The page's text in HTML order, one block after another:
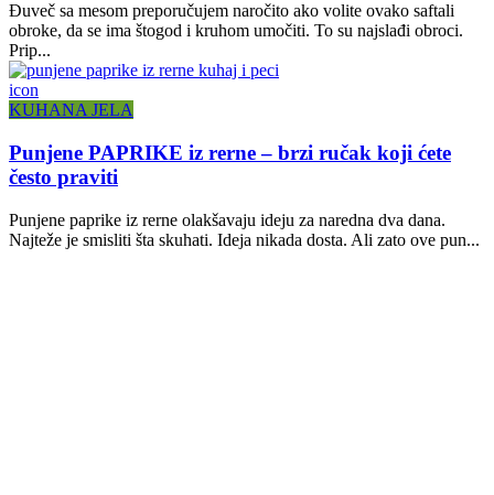
Đuveč sa mesom preporučujem naročito ako volite ovako saftali
obroke, da se ima štogod i kruhom umočiti. To su najslađi obroci.
Prip...
icon
KUHANA JELA
Punjene PAPRIKE iz rerne – brzi ručak koji ćete
često praviti
Punjene paprike iz rerne olakšavaju ideju za naredna dva dana.
Najteže je smisliti šta skuhati. Ideja nikada dosta. Ali zato ove pun...